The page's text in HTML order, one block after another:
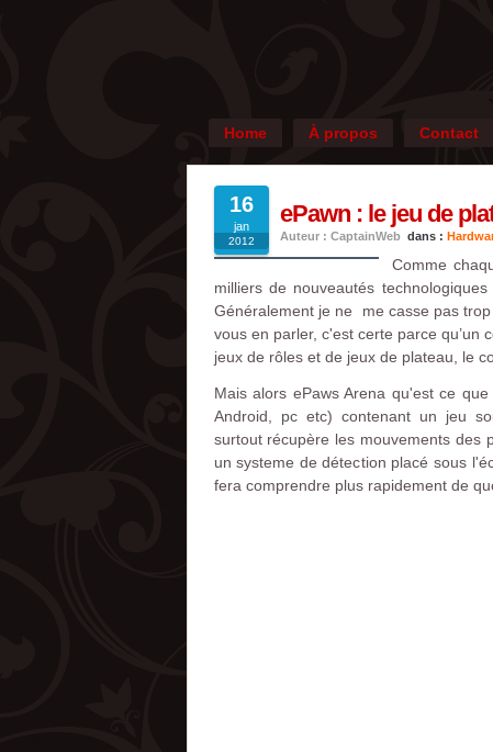
Home À propos Contact
16
jan
2012
ePawn : le jeu de
Auteur : CaptainWeb dans :
Comme
milliers de nouveautés
Généralement je ne me casse pas
vous en parler, c'est certe parce
jeux de rôles et de jeux de plateau, le
Mais alors ePaws Arena qu'est ce
Android, pc etc) contenant un jeu
surtout récupère les mouvements des
un systeme de détection placé sous
fera comprendre plus rapidement de